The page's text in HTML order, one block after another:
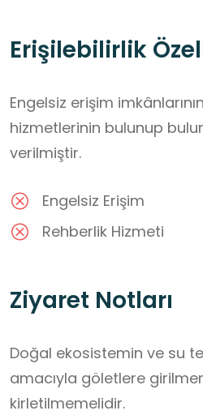
Erişilebilirlik
Engelsiz erişim
hizmetlerinin bulunup
verilmiştir.
Engelsiz Erişim
Rehberlik Hizmeti
Ziyaret Notları
Doğal ekosistemin ve su
amacıyla göletlere
kirletilmemelidir.